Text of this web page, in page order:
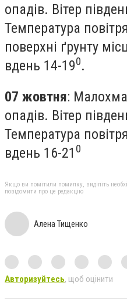
опадів. Вітер
Температура
поверхні ґрунту
вдень 14-190.
07 жовтня:
опадів. Вітер
Температура
вдень 16-21 0
Якщо ви помітили помилку, виділіть
повідомити про це редакцію
Алена Тищенко
Авторизуйтесь, щоб оцінити